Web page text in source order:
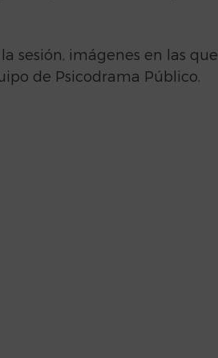
sesión, imágenes en las que
de Psicodrama Público.